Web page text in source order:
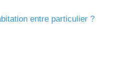
entre particulier ?